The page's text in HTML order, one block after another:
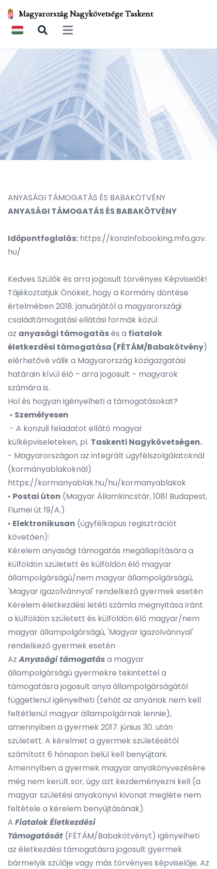
Magyarország Nagykövetsége Taskent
Open main menu
ANYASÁGI TÁMOGATÁS ÉS BABAKÖTVÉNY
ANYASÁGI TÁMOGATÁS ÉS BABAKÖTVÉNY
Időpontfoglalás: https://konzinfobooking.mfa.gov.
hu/
Kedves Szülők és arra jogosult törvényes Képviselők!
Tájékoztatjuk Önöket, hogy a Kormány döntése
értelmében 2018. januárjától a magyarországi
családtámogatási ellátási formák közül
az anyasági támogatásés a fiatalok
életkezdési támogatása (FÉTÁM/Babakötvény)
elérhetővé válik a Magyarország közigazgatási
határain kívül élő – arra jogosult – magyarok
számára is.
Hol és hogyan igényelheti a támogatásokat?
• Személyesen
- A konzuli feladatot ellátó magyar
külképviseleteken, pl. Taskenti Nagykövetségen.
- Magyarországon az integrált ügyfélszolgálatoknál
(kormányablakoknál)
https://kormanyablak.hu/hu/kormanyablakok
• Postai úton (Magyar Államkincstár, 1081 Budapest,
Fiumei út 19/A.)
• Elektronikusan (ügyfélkapus regisztrációt
követően):
Kérelem anyasági támogatás megállapítására a
külföldön született és külföldön élő magyar
állampolgárságú/nem magyar állampolgárságú,
'Magyar igazolvánnyal' rendelkező gyermek esetén
Kérelem életkezdési letéti számla megnyitása iránt
a külföldön született és külföldön élő magyar/nem
magyar állampolgárságú, 'Magyar igazolvánnyal'
rendelkező gyermek esetén
AzAnyasági támogatás a magyar
állampolgárságú gyermekre tekintettel a
támogatásra jogosult anya állampolgárságától
függetlenül igényelheti (tehát az anyának nem kell
feltétlenül magyar állampolgárnak lennie),
amennyiben a gyermek 2017. június 30. után
született. A kérelmet a gyermek születésétől
számított 6 hónapon belül kell benyújtani.
Amennyiben a gyermek magyar anyakönyvezésére
még nem került sor, úgy azt kezdeményezni kell (a
magyar születési anyakönyvi kivonat megléte nem
feltétele a kérelem benyújtásának).
A Fiatalok Életkezdési
Támogatását (FÉTÁM/Babakötvényt) igényelheti
az életkezdési támogatásra jogosult gyermek
bármelyik szülője vagy más törvényes képviselője. Az